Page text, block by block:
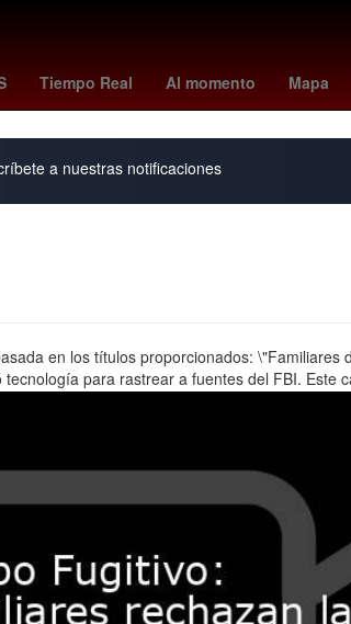
Tiempo Real Al momento Mapa
Banda El Recodo Fuegos artificiales
a nuestras notificaciones
en los títulos proporcionados:
para rastrear a fuentes del FBI.